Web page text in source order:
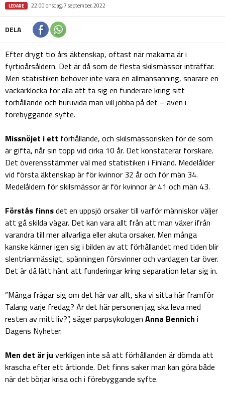
LEDARE 22:00 onsdag, 7 september, 2022
DELA
Efter drygt tio års äktenskap, oftast när makarna är i
fyrtioårsåldern. Det är då som de flesta skilsmässor inträffar.
Men statistiken behöver inte vara en allmänsanning, snarare en
väckarklocka för alla att ta sig en funderare kring sitt
förhållande och huruvida man vill jobba på det – även i
förebyggande syfte.
Missnöjet i ett förhållande, och skilsmässorisken för de som
är gifta, når sin topp vid cirka 10 år. Det konstaterar forskare.
Det överensstämmer väl med statistiken i Finland. Medelålder
vid första äktenskap är för kvinnor 32 år och för män 34.
Medelåldern för skilsmässor är för kvinnor är 41 och män 43.
Förstås finnsdet en uppsjö orsaker till varför människor väljer
att gå skilda vägar. Det kan vara allt från att man växer ifrån
varandra till mer allvarliga eller akuta orsaker. Men många
kanske känner igen sig i bilden av att förhållandet med tiden blir
slentrianmässigt, spänningen försvinner och vardagen tar över.
Det är då lätt hänt att funderingar kring separation letar sig in.
”Många frågar sig om det här var allt, ska vi sitta här framför
Talang varje fredag? Är det här personen jag ska leva med
resten av mitt liv?”, säger parpsykologen Anna Bennich i
Dagens Nyheter.
Men det är ju verkligen inte så att förhållanden är dömda att
krascha efter ett årtionde. Det finns saker man kan göra både
när det börjar krisa och i förebyggande syfte.